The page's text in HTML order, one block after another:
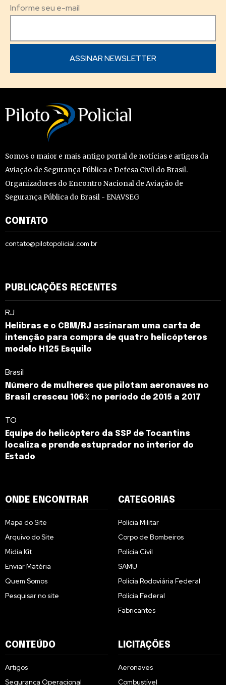
Informe seu e-mail
Somos o maior e mais antigo portal de notícias e artigos da
Aviação de Segurança Pública e Defesa Civil do Brasil.
Organizadores do Encontro Nacional de Aviação de
Segurança Pública do Brasil - ENAVSEG
CONTATO
contato@pilotopolicial.com.br
PUBLICAÇÕES RECENTES
RJ
Helibras e o CBM/RJ assinaram uma carta de
intenção para compra de quatro helicópteros
modelo H125 Esquilo
Brasil
Número de mulheres que pilotam aeronaves no
Brasil cresceu 106% no período de 2015 a 2017
TO
Equipe do helicóptero da SSP de Tocantins
localiza e prende estuprador no interior do
Estado
ONDE ENCONTRAR
Mapa do Site
Arquivo do Site
Midia Kit
Enviar Matéria
Quem Somos
Pesquisar no site
CATEGORIAS
Polícia Militar
Corpo de Bombeiros
Polícia Civil
SAMU
Polícia Rodoviária Federal
Polícia Federal
Fabricantes
CONTEÚDO
Artigos
Segurança Operacional
LICITAÇÕES
Aeronaves
Combustível